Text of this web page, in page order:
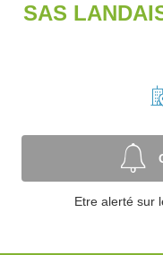
SAS
Etre alerté sur